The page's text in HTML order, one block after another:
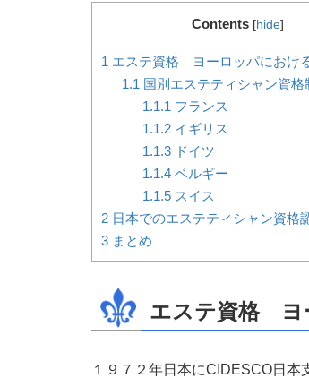
Contents [hide]
1 エステ資格 ヨーロッパにおけ
1.1 国別エステティシャン資格
1.1.1 フランス
1.1.2イギリス
1.1.3ドイツ
1.1.4ベルギー
1.1.5スイス
2 日本でのエステティシャン資格
3 まとめ
エステ資格 ヨ
１９７２年日本にCIDESCO日本